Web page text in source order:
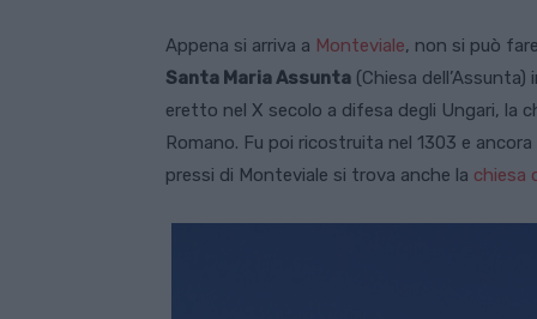
Appena si arriva a Monteviale, non si può
Santa Maria Assunta (Chiesa
eretto nel X secolo a difesa degli Ungari, la
Romano. Fu poi ricostruita nel 1303 e
pressi di Monteviale si trova anche la chiesa